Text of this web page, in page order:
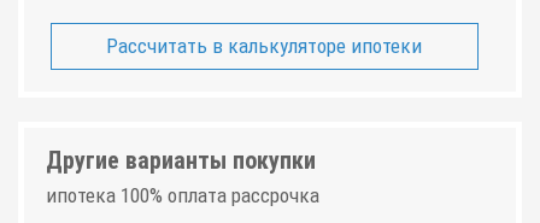
Рассчитать в калькуляторе ипотеки
Другие варианты покупки
ипотека 100% оплата рассрочка